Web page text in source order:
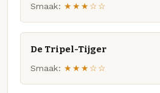
Smaak: ★★★☆☆
De Tripel-Tijger
Smaak: ★★★☆☆